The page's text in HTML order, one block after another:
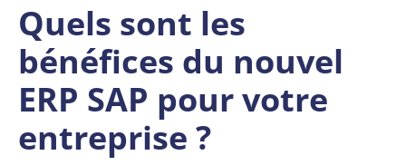
Quels sont les
bénéfices du nouvel
ERP SAP pour votre
entreprise ?